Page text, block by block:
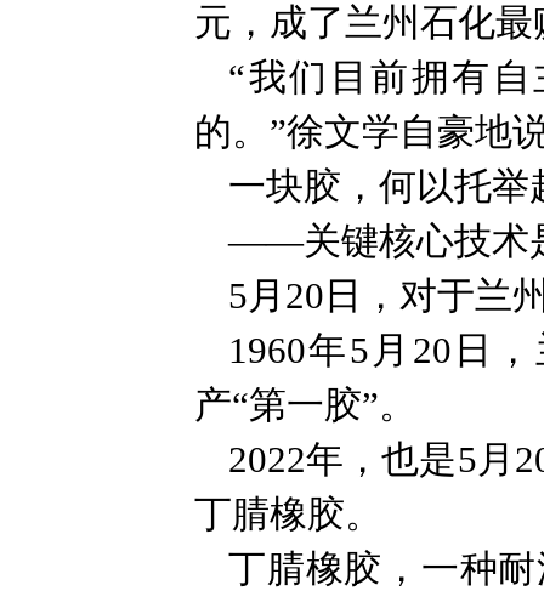
元，成了兰州石化
“我们目前拥有
的。”徐文学自豪地
一块胶，何以托举
——关键核心技术
5月20日，对于兰
1960年5月20日
产“第一胶”。
2022年，也是5月
丁腈橡胶。
丁腈橡胶，一种